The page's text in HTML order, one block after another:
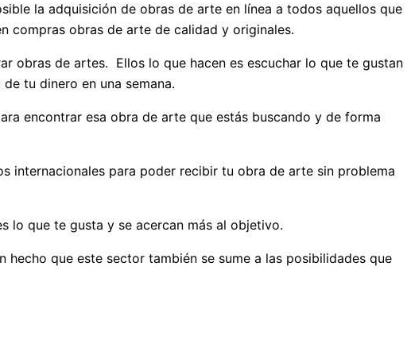
la adquisición de obras de arte en línea a todos aquellos que
compras obras de arte de calidad y originales.
obras de artes. Ellos lo que hacen es escuchar lo que te gustan
tu dinero en una semana.
encontrar esa obra de arte que estás buscando y de forma
internacionales para poder recibir tu obra de arte sin problema
lo que te gusta y se acercan más al objetivo.
que este sector también se sume a las posibilidades que